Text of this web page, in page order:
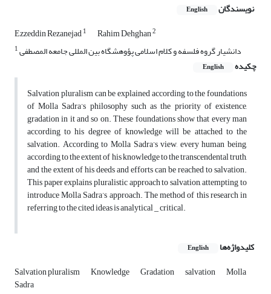
نویسندگان English
Ezzeddin Rezanejad1 Rahim Dehghan2
1دانشیار گروه فلسفه و کلام اسلامی پؤوهشگاه بین المللی جامعه المصطفی
چکیده
English
Salvation pluralism can be explained according to the foundations
of Molla Sadra’s philosophy such as the priority of existence,
gradation in it and so on. These foundations show that every man
according to his degree of knowledge will be attached to the
salvation. According to Molla Sadra’s view, every human being,
according to the extent of his knowledge to the transcendental truth,
and the extent of his deeds and efforts can be reached to salvation.
This paper explains pluralistic approach to salvation, attempting to
introduce Molla Sadra’s approach. The method of this research in
referring to the cited ideas is analytical _ critical.
کلیدواژه‌ها English
Salvation pluralism Knowledge Gradation salvation Molla
Sadra